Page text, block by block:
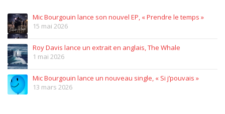
Mic Bourgouin lance son nouvel EP, « Prendre le temps »
15 mai 2026
Roy Davis lance un extrait en anglais, The Whale
1 mai 2026
Mic Bourgouin lance un nouveau single, « Si j’pouvais »
13 mars 2026